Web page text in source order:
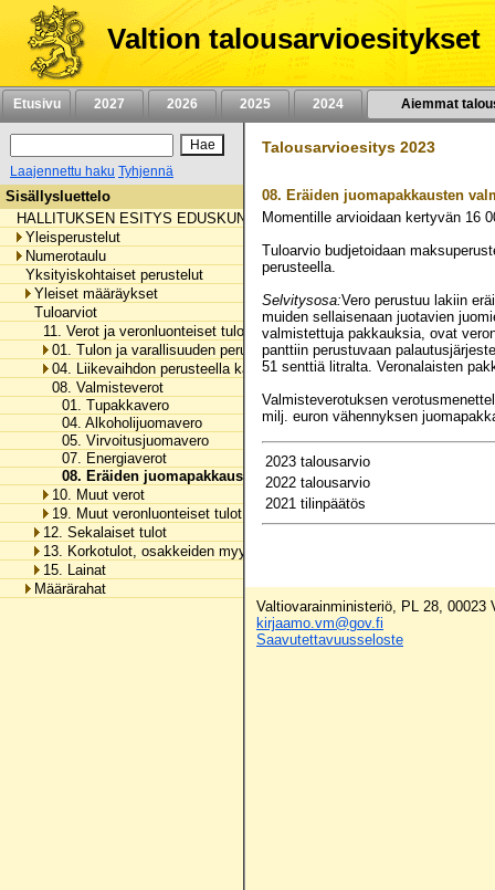
Siirry
sisältöön
Valtion talousarvioesitykset
Etusivu 2027 2026 2025 2024 Aiemmat
Laajennettu haku Tyhjennä
Sisällysluettelo
HALLITUKSEN ESITYS EDUSKUNNALLE VALTION TALOUSARVIOKSI
Yleisperustelut
Numerotaulu
Yksityiskohtaiset perustelut
Yleiset määräykset
Tuloarviot
11. Verot ja veronluonteiset tulot
01. Tulon ja varallisuuden perusteella kannettavat verot
04. Liikevaihdon perusteella kannettavat verot ja maksut
08. Valmisteverot
01. Tupakkavero
04. Alkoholijuomavero
05. Virvoitusjuomavero
07. Energiaverot
08. Eräiden juomapakkausten valmistevero
10. Muut verot
19. Muut veronluonteiset tulot
12. Sekalaiset tulot
13. Korkotulot, osakkeiden myyntitulot ja voiton tuloutukset
15. Lainat
Määrärahat
Talousarvioesitys 2023
08. Eräiden juomapakkausten
Momentille arvioidaan kertyvän 16
Tuloarvio budjetoidaan
perusteella.
Selvitysosa:Vero perustuu lakiin
muiden sellaisenaan juotavien
valmistettuja pakkauksia, ovat
panttiin perustuvaan
51 senttiä litralta. Veronalaisten
Valmisteverotuksen
milj. euron vähennyksen
2023 talousarvio
2022 talousarvio
2021 tilinpäätös
Valtiovarainministeriö, PL 28, 00023
kirjaamo.vm@gov.fi
Saavutettavuusseloste